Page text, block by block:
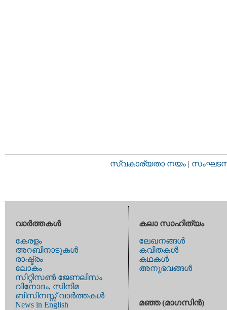
സ്വകാര്യതാ നയം |
വാര്‍ത്തകള്‍
കേരളം
അറബിനാടുകള്‍
രാഷ്ട്രം
ലോകം
സിറ്റിസണ്‍ ജേണലിസം
വിനോദം, സിനിമ
ബിസിനസ്സ് വാര്‍ത്തകള്‍
News in English
കലാ സാഹിത്യം
ലേഖനങ്ങള്‍
കവിതകള്‍
കഥകള്‍
അനുഭവങ്ങള്‍
മഞ്ഞ (മാഗസിന്‍)